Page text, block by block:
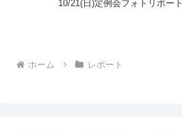
10/21(日)定例会フォトリポート
ホーム レポート